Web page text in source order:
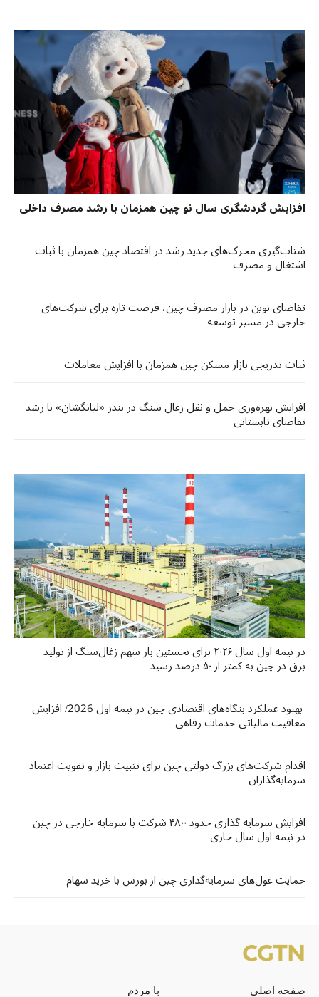
افزایش گردشگری سال نو چین همزمان با رشد مصرف داخلی
شتاب‌گیری محرک‌های جدید رشد در اقتصاد چین همزمان با ثبات
اشتغال و مصرف
تقاضای نوین در بازار مصرف چین، فرصت تازه برای شرکت‌های
خارجی در مسیر توسعه
ثبات تدریجی بازار مسکن چین همزمان با افزایش معاملات
افزایش بهره‌وری حمل ‌و نقل زغال‌ سنگ در بندر «لیانگشان» با رشد
تقاضای تابستانی
در نیمه اول سال ۲۰۲۶ برای نخستین بار سهم زغال‌سنگ از تولید
برق در چین به کمتر از ۵۰ درصد رسید
بهبود عملکرد بنگاه‌های اقتصادی چین در نیمه اول 2026/ افزایش
معافیت مالیاتی خدمات رفاهی
اقدام شرکت‌های بزرگ دولتی چین برای تثبیت بازار و تقویت اعتماد
سرمایه‌گذاران
افزایش سرمایه گذاری حدود ۴۸۰۰ شرکت با سرمایه خارجی در چین
در نیمه اول سال جاری
حمایت غول‌های سرمایه‌گذاری چین از بورس با خرید سهام
صفحه اصلی
با مردم